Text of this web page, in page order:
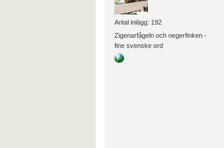
Antal inlägg: 192
Zigenarfågeln och negerfinken -
fine svenske ord